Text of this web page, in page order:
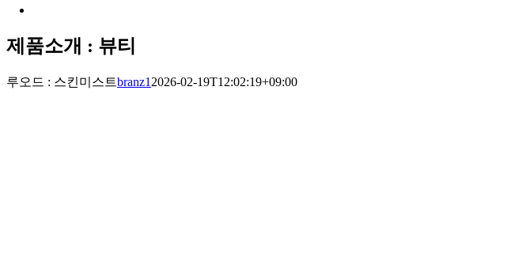
제품소개 : 뷰티
루오드 : 스킨미스트branz1 2026-02-19T12:02:19+09:00